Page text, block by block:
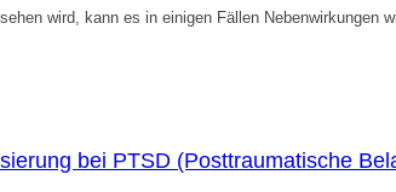
wird, kann es in einigen Fällen Nebenwirkungen
bei PTSD (Posttraumatische